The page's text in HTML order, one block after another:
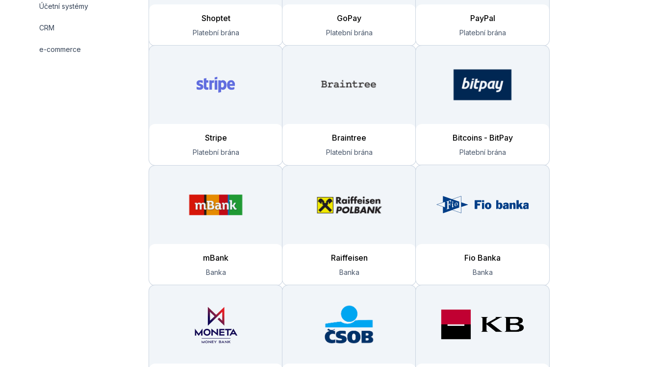
Účetní systémy
CRM
e-commerce
Shoptet GoPay PayPal
Stripe Braintree Bitcoins - BitPay
mBank Raiffeisen Fio Banka